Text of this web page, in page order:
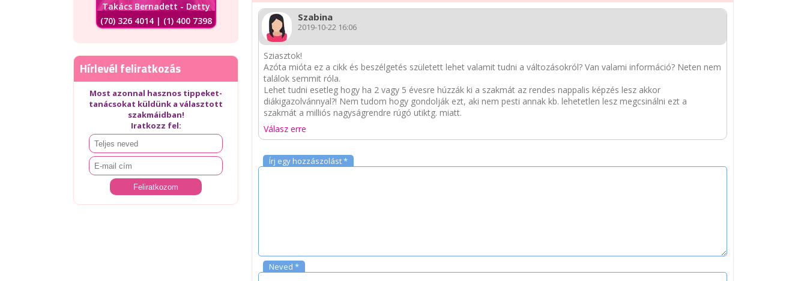
Szabina
2019-10-22 16:06
Sziasztok!
Azóta mióta ez a cikk és beszélgetés született lehet valamit tudni a változásokról? Van valami információ? Neten nem
találok semmit róla.
Lehet tudni esetleg hogy ha 2 vagy 5 évesre húzzák ki a szakmát az rendes nappalis képzés lesz akkor
diákigazolvánnyal?! Nem tudom hogy gondolják ezt, aki nem pesti annak kb. lehetetlen lesz megcsinálni ezt a
szakmát a milliós nagyságrendre rúgó utiktg. miatt.
Válasz erre
Írj egy hozzászolást *
Neved *
Takács Bernadett - Detty
(70) 326 4014 | (1) 400 7398
Hírlevél feliratkozás
Most azonnal hasznos tippeket-
tanácsokat küldünk a választott
szakmáidban!
Iratkozz fel: